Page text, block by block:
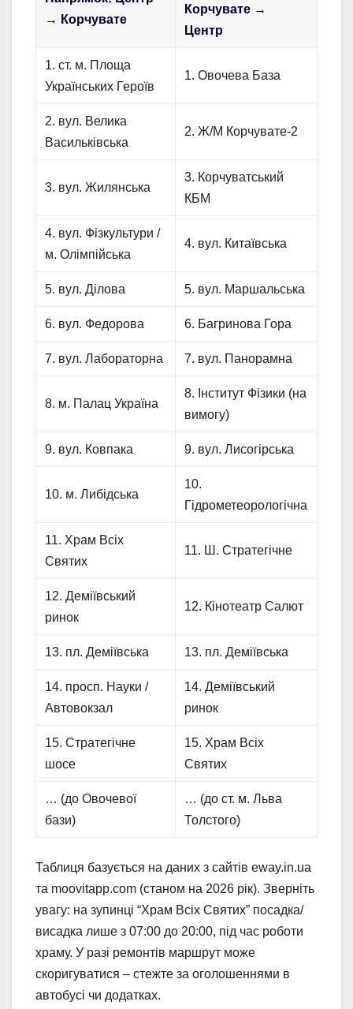
→ Корчувате
Корчувате →
Центр
1. ст. м. Площа
Українських Героїв
1. Овочева База
2. вул. Велика
Васильківська
2. Ж/М Корчувате-2
3. вул. Жилянська
3. Корчуватський
КБМ
4. вул. Фізкультури /
м. Олімпійська
4. вул. Китаївська
5. вул. Ділова 5. вул. Маршальська
6. вул. Федорова 6. Багринова Гора
7. вул. Лабораторна 7. вул. Панорамна
8. м. Палац Україна
8. Інститут Фізики (на
вимогу)
9. вул. Ковпака 9. вул. Лисогірська
10. м. Либідська
10.
Гідрометеорологічна
11. Храм Всіх
Святих
11. Ш. Стратегічне
12. Деміївський
ринок
12. Кінотеатр Салют
13. пл. Деміївська 13. пл. Деміївська
14. просп. Науки /
Автовокзал
14. Деміївський
ринок
15. Стратегічне
шосе
15. Храм Всіх
Святих
… (до Овочевої
бази)
… (до ст. м. Льва
Толстого)
Таблиця базується на даних з сайтів eway.in.ua
та moovitapp.com (станом на 2026 рік). Зверніть
увагу: на зупинці “Храм Всіх Святих” посадка/
висадка лише з 07:00 до 20:00, під час роботи
храму. У разі ремонтів маршрут може
скоригуватися – стежте за оголошеннями в
автобусі чи додатках.